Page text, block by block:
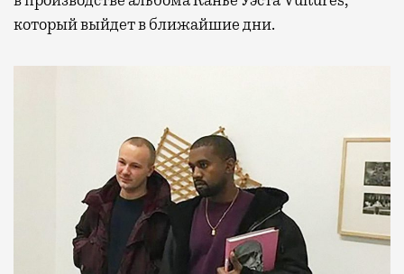
который выйдет в ближайшие дни.